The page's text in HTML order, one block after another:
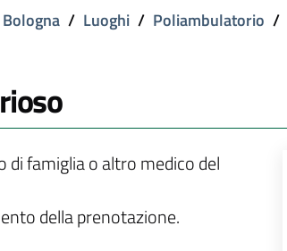
/ Luoghi / Poliambulatorio /
di famiglia o altro medico del
della prenotazione.